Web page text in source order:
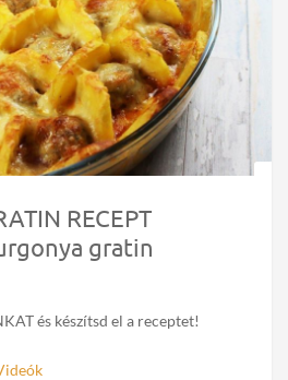
RECEPT
gratin
és készítsd el a receptet!